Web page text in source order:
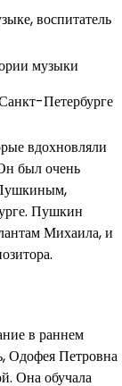
воспитатель
музыки
Петербурге
вдохновляли
был очень
Пушкин
Михаила, и
в раннем
Одофея Петровна
Она обучала